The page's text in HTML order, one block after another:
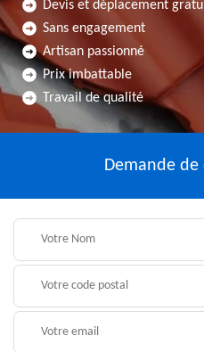
Devis et déplacement
Sans engagement
Artisan passionné
Prix imbattable
Travail de qualité
Demande